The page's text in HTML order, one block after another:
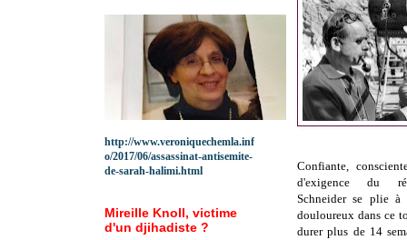
Confiante,
d'exigence du
Schneider se plie à
douloureux dans ce
durer plus de 14
http://www.veroniquechemla.inf
o/2017/06/assassinat-antisemite-
de-sarah-halimi.html
Mireille Knoll, victime
d'un djihadiste ?